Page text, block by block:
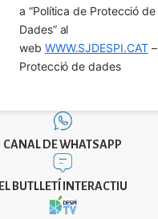
a “Política de Protecció de
Dades” al
web WWW.SJDESPI.CAT –
Protecció de dades
CANAL DE WHATSAPP
EL BUTLLETÍ INTERACTIU